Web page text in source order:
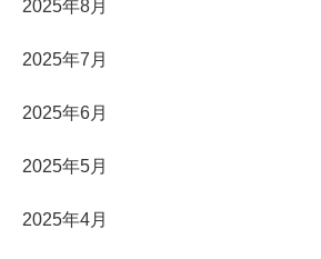
2025年8月
2025年7月
2025年6月
2025年5月
2025年4月